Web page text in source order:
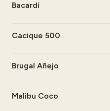
Bacardí
Cacique 500
Brugal Añejo
Malibu Coco